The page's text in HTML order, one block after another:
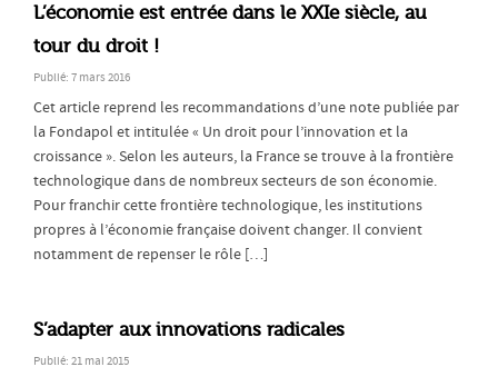
L’économie est entrée dans le XXIe siècle, au
tour du droit !
Publié: 7 mars 2016
Cet article reprend les recommandations d’une note publiée par
la Fondapol et intitulée « Un droit pour l’innovation et la
croissance ». Selon les auteurs, la France se trouve à la frontière
technologique dans de nombreux secteurs de son économie.
Pour franchir cette frontière technologique, les institutions
propres à l’économie française doivent changer. Il convient
notamment de repenser le rôle […]
S’adapter aux innovations radicales
Publié: 21 mai 2015